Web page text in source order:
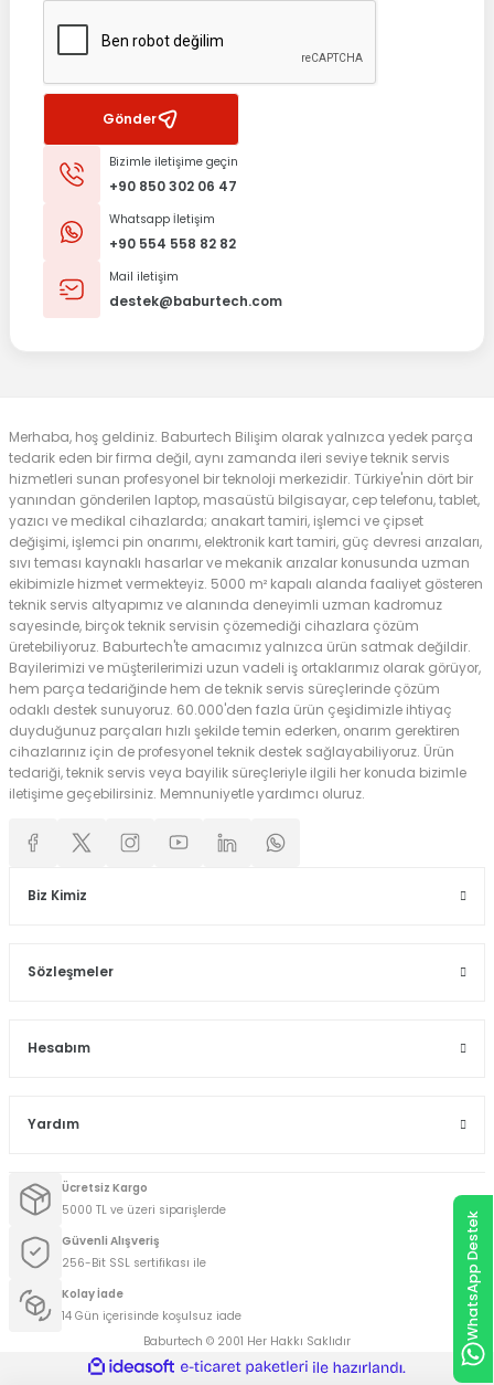
Gönder
Bizimle iletişime geçin
+90 850 302 06 47
Whatsapp İletişim
+90 554 558 82 82
Mail iletişim
destek@baburtech.com
Merhaba, hoş geldiniz. Baburtech Bilişim olarak yalnızca yedek parça
tedarik eden bir firma değil, aynı zamanda ileri seviye teknik servis
hizmetleri sunan profesyonel bir teknoloji merkezidir. Türkiye'nin dört bir
yanından gönderilen laptop, masaüstü bilgisayar, cep telefonu, tablet,
yazıcı ve medikal cihazlarda; anakart tamiri, işlemci ve çipset
değişimi, işlemci pin onarımı, elektronik kart tamiri, güç devresi arızaları,
sıvı teması kaynaklı hasarlar ve mekanik arızalar konusunda uzman
ekibimizle hizmet vermekteyiz. 5000 m² kapalı alanda faaliyet gösteren
teknik servis altyapımız ve alanında deneyimli uzman kadromuz
sayesinde, birçok teknik servisin çözemediği cihazlara çözüm
üretebiliyoruz. Baburtech'te amacımız yalnızca ürün satmak değildir.
Bayilerimizi ve müşterilerimizi uzun vadeli iş ortaklarımız olarak görüyor,
hem parça tedariğinde hem de teknik servis süreçlerinde çözüm
odaklı destek sunuyoruz. 60.000'den fazla ürün çeşidimizle ihtiyaç
duyduğunuz parçaları hızlı şekilde temin ederken, onarım gerektiren
cihazlarınız için de profesyonel teknik destek sağlayabiliyoruz. Ürün
tedariği, teknik servis veya bayilik süreçleriyle ilgili her konuda bizimle
iletişime geçebilirsiniz. Memnuniyetle yardımcı oluruz.
Biz Kimiz
Sözleşmeler
Hesabım
Yardım
Ücretsiz Kargo
5000 TL ve üzeri siparişlerde
Güvenli Alışveriş
256-Bit SSL sertifikası ile
Kolay İade
14 Gün içerisinde koşulsuz iade
Baburtech © 2001 Her Hakkı Saklıdır
WhatsApp Destek
ideasoft
e-
hazırlandı.